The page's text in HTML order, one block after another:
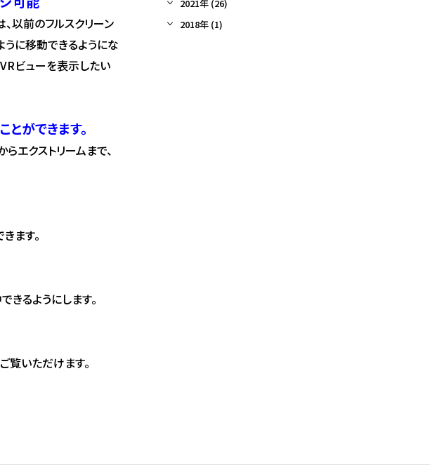
以前のフルスクリーン
うに移動できるようにな
ビューを表示したい
ができます。
エクストリームまで、
ます。
きるようにします。
覧いただけます。
2021年 (26)
2018年 (1)